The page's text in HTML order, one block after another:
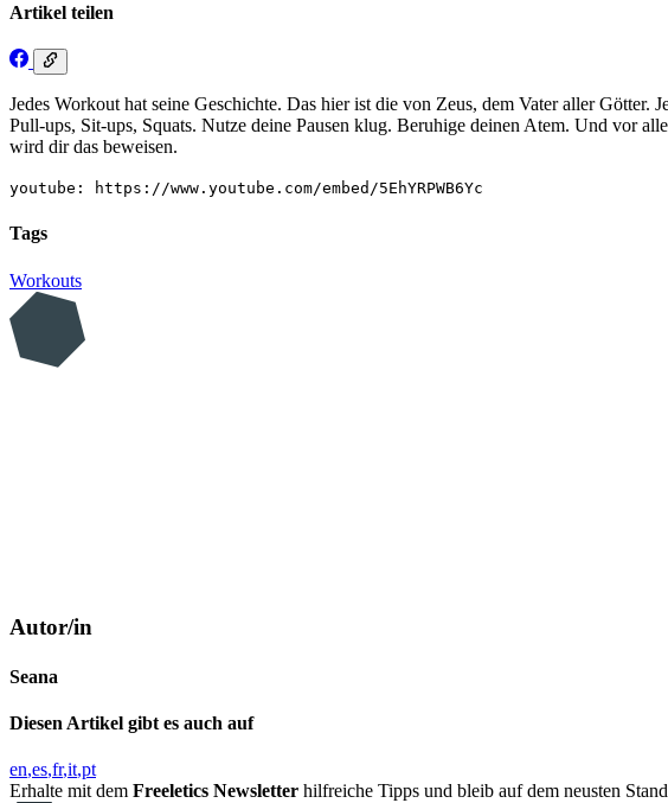
Artikel teilen
Jedes Workout hat seine Geschichte. Das hier ist die von Zeus, dem Vater aller
Pull-ups, Sit-ups, Squats. Nutze deine Pausen klug. Beruhige deinen Atem. Und vor
wird dir das beweisen.
youtube: https://www.youtube.com/embed/5EhYRPWB6Yc
Tags
Workouts
Autor/in
Seana
Diesen Artikel gibt es auch auf
en es fr it pt
Erhalte mit dem Freeletics Newsletter hilfreiche Tipps und bleib auf dem neusten